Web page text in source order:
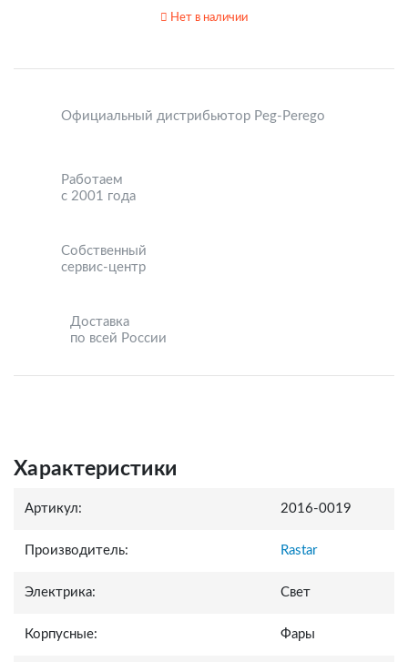
Нет в наличии
Официальный дистрибьютор Peg-Perego
Работаем
с 2001 года
Собственный
сервис-центр
Доставка
по всей России
Характеристики
Артикул: 2016-0019
Производитель: Rastar
Электрика: Свет
Корпусные: Фары